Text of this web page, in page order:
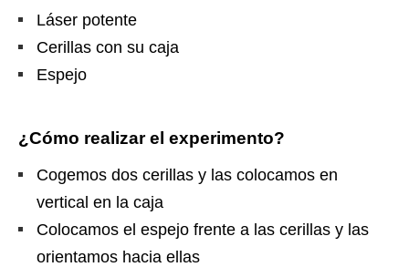
Láser potente
Cerillas con su caja
Espejo
¿Cómo realizar el experimento?
Cogemos dos cerillas y las colocamos en
vertical en la caja
Colocamos el espejo frente a las cerillas y las
orientamos hacia ellas